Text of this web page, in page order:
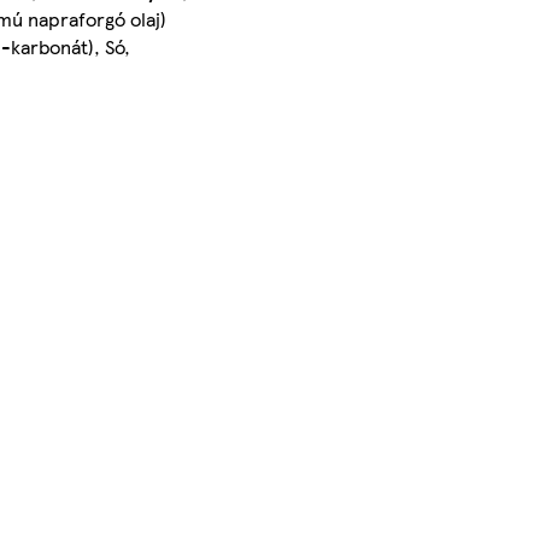
napraforgó olaj)
Só,